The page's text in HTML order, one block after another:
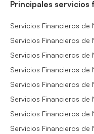
Principales servicios
Servicios Financieros de
Servicios Financieros de
Servicios Financieros de
Servicios Financieros de
Servicios Financieros de
Servicios Financieros de
Servicios Financieros de
Servicios Financieros de